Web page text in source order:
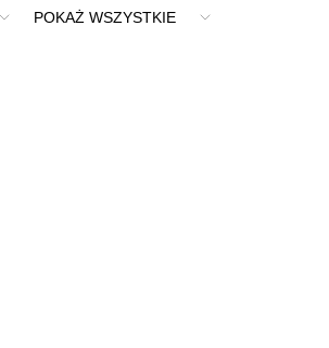
Klonowica
POKAŻ WSZYSTKIE